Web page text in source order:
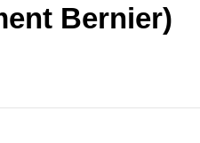
Bernier)